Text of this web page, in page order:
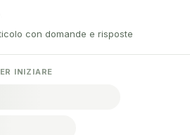
con domande e risposte
INIZIARE